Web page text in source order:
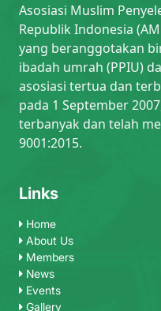
Asosiasi Muslim
Republik Indonesia
yang beranggotakan
ibadah umrah (PPIU)
asosiasi tertua dan
pada 1 September
terbanyak dan telah
9001:2015.
Links
Home
About Us
Members
News
Events
Gallery